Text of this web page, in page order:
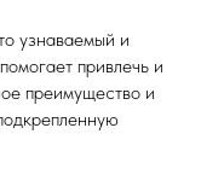
узнаваемый и
привлечь и
преимущество и